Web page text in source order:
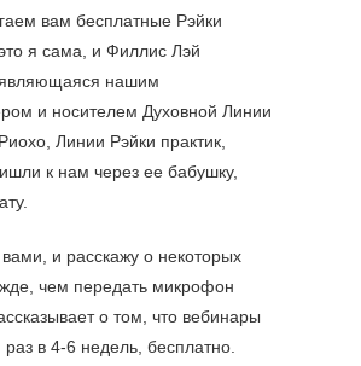
вам бесплатные Рэйки
я сама, и Филлис Лэй
нашим
и носителем Духовной Линии
Линии Рэйки практик,
к нам через ее бабушку,
и расскажу о некоторых
чем передать микрофон
о том, что вебинары
раз в 4-6 недель, бесплатно.